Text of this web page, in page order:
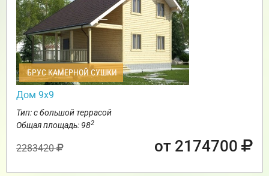
БРУС КАМЕРНОЙ СУШКИ
Дом 9х9
Тип: с большой террасой
Общая площадь: 982
2283420 от 2174700